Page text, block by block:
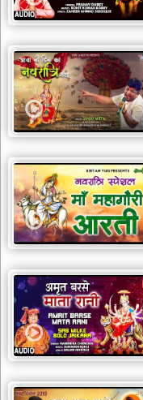
nath
bhajans
देश
भक्ति
भजन
patriotic
bhajans
खाटू
भजन
khatu
shaym
bhajans
रानी
सती
भजन
rani
dadi
bhajans
बावा
लाल
दयाल